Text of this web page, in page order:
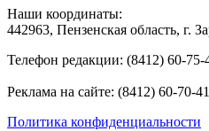
Наши координаты:
442963, Пензенская область, г.
Телефон редакции: (8412) 60-75-
Реклама на сайте: (8412) 60-70-
Политика конфиденциальности